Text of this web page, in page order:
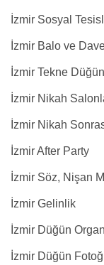
İzmir Sosyal
İzmir Balo ve
İzmir Tekne
İzmir Nikah
İzmir Nikah
İzmir After Party
İzmir Söz, Nişan
İzmir Gelinlik
İzmir Düğün
İzmir Düğün